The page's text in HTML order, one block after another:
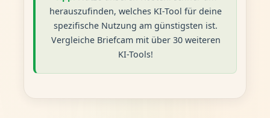
herauszufinden, welches KI-Tool für deine
spezifische Nutzung am günstigsten ist.
Vergleiche Briefcam mit über 30 weiteren
KI-Tools!